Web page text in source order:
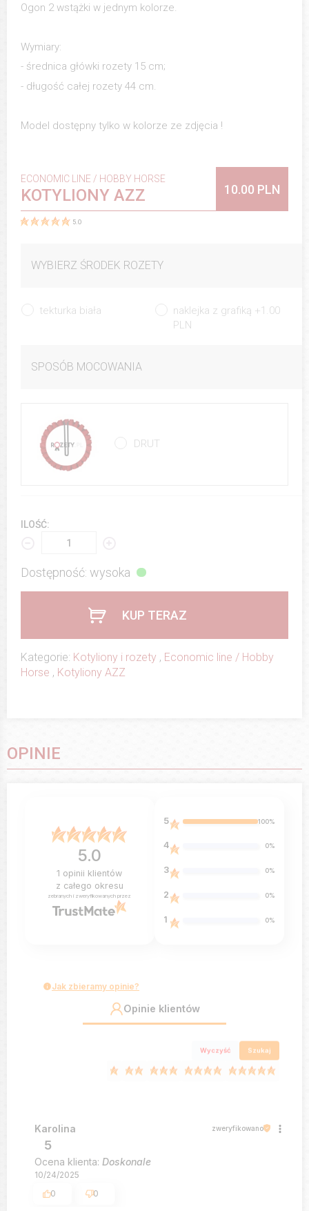
Ogon 2 wstążki w jednym kolorze.
Wymiary:
- średnica główki rozety 15 cm;
- długość całej rozety 44 cm.
Model dostępny tylko w kolorze ze zdjęcia !
ECONOMIC LINE / HOBBY HORSE
KOTYLIONY AZZ 10.00 PLN
5.0
WYBIERZ ŚRODEK ROZETY
tekturka biała
naklejka z grafiką +1.00
PLN
SPOSÓB MOCOWANIA
DRUT
ILOŚĆ:
Dostępność: wysoka
KUP TERAZ
Kategorie: Kotyliony i rozety , Economic line / Hobby
Horse , Kotyliony AZZ
OPINIE
5.0
1 opinii klientów
z całego okresu
zebranych i zweryfikowanych przez
5 100%
4 0%
3 0%
2 0%
1 0%
Jak zbieramy opinie?
Opinie klientów
Wyczyść Szukaj
Karolina zweryfikowano
5
Ocena klienta: Doskonale
10/24/2025
0
0